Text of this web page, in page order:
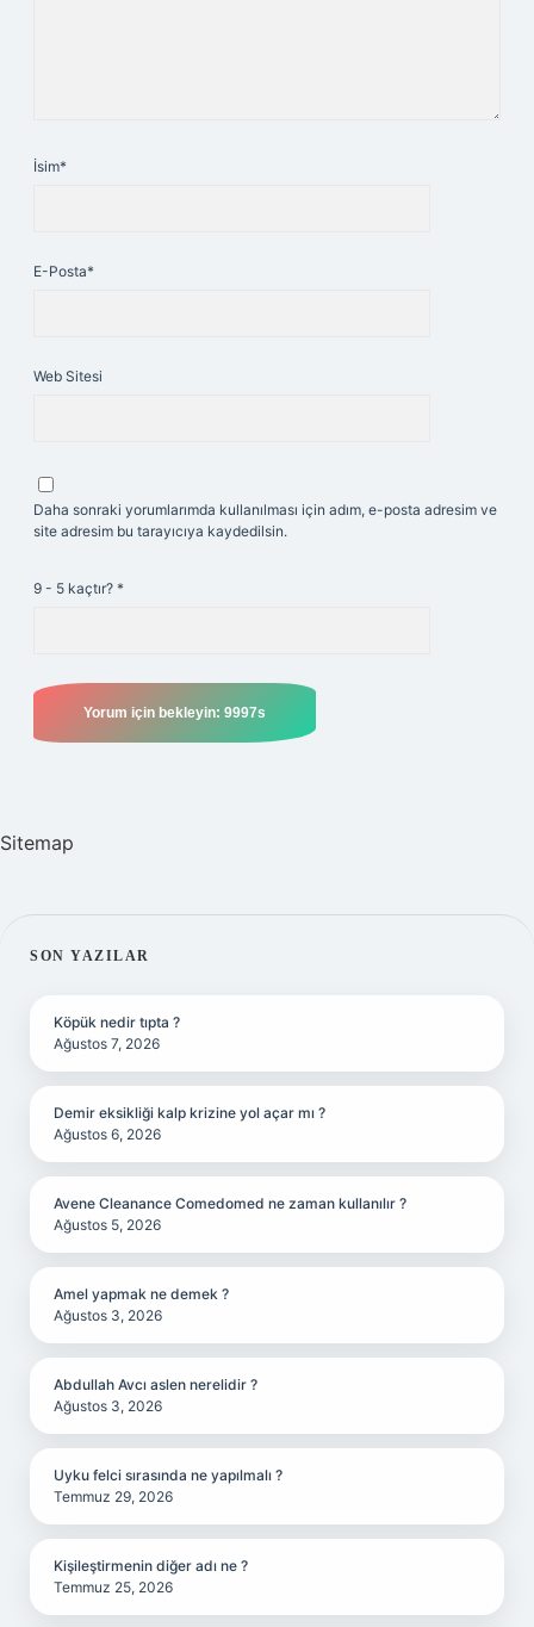
İsim*
E-Posta*
Web Sitesi
Daha sonraki yorumlarımda kullanılması için adım, e-posta adresim ve
site adresim bu tarayıcıya kaydedilsin.
9 - 5 kaçtır? *
Sitemap
SIDEBAR
SON YAZILAR
Köpük nedir tıpta ?
Ağustos 7, 2026
Demir eksikliği kalp krizine yol açar mı ?
Ağustos 6, 2026
Avene Cleanance Comedomed ne zaman kullanılır ?
Ağustos 5, 2026
Amel yapmak ne demek ?
Ağustos 3, 2026
Abdullah Avcı aslen nerelidir ?
Ağustos 3, 2026
Uyku felci sırasında ne yapılmalı ?
Temmuz 29, 2026
Kişileştirmenin diğer adı ne ?
Temmuz 25, 2026